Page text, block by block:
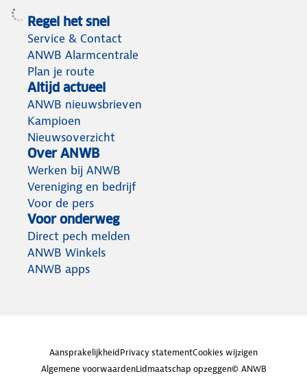
Regel het snel
Service & Contact
ANWB Alarmcentrale
Plan je route
Altijd actueel
ANWB nieuwsbrieven
Kampioen
Nieuwsoverzicht
Over ANWB
Werken bij ANWB
Vereniging en bedrijf
Voor de pers
Voor onderweg
Direct pech melden
ANWB Winkels
ANWB apps
AansprakelijkheidPrivacy statementCookies wijzigen
Algemene voorwaardenLidmaatschap opzeggen© ANWB